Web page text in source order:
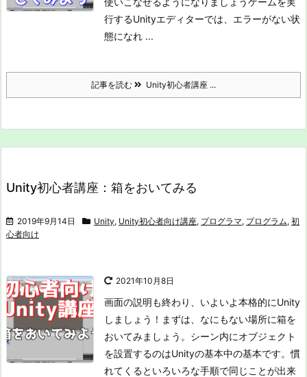
行するUnityエディターでは、エラーがない状
態になれ ...
記事を読む Unity初心者講座 ...
Unity初心者講座：箱をおいてみる
2019年9月14日 Unity, Unity初心者向け講座, プログラマ, プログラム, 初
心者向け
2021年10月8日
画面の説明も終わり、いよいよ本格的にUnity
しましょう！ まずは、なにもない場所に箱を
おいてみましょう。シーン内にオブジェクト
を設置するのはUnityの基本中の基本です。慣
れてくるといろいろな手順で同じことが出来